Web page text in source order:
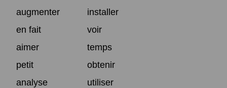
augmenter
installer
en fait
voir
aimer
temps
petit
obtenir
analyse
utiliser